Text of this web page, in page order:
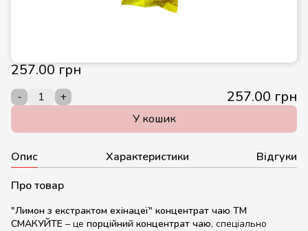
257.00 грн
- + 257.00 грн
У кошик
Опис Характеристики
Відгуки
Про товар
"Лимон з екстрактом ехінацеї" концентрат чаю ТМ
СМАКУЙТЕ – це порційний концентрат чаю, спеціально